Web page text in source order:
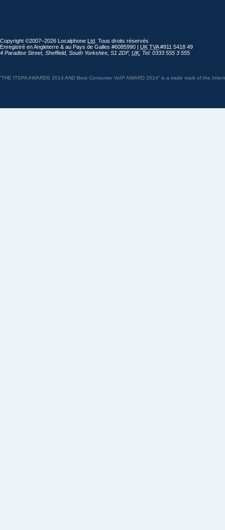
Copyright ©2007–2026 Localphone Ltd . Tous droits réservés
Enregistré en Angleterre & au Pays de Galles #6085990 | UK TVA#911 5418 49
4 Paradise Street, Sheffield, South Yorkshire S1 2DF, UK, Tel: 0333 555 3 555
“THE ITSPA AWARDS 2014 AND Best Consumer VoIP AWARD 2014” is a trade mark of the